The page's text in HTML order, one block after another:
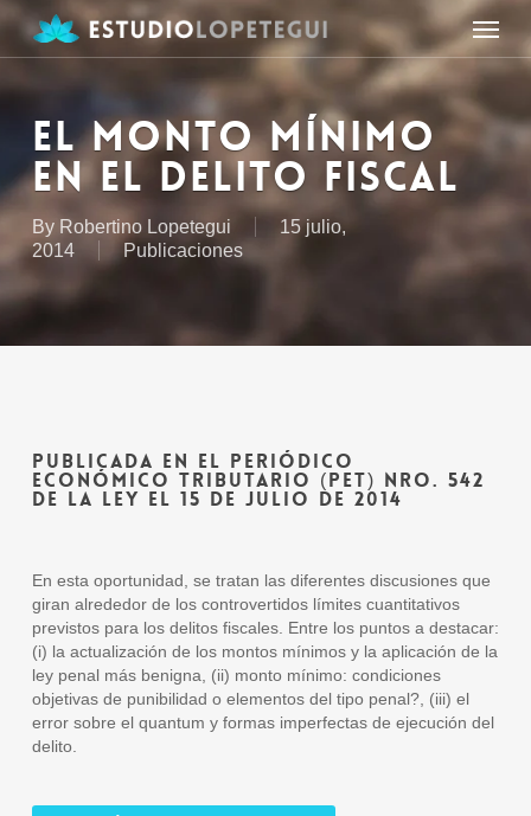
main
Menu
EL MONTO MÍNIMO
EN EL DELITO FISCAL
By Robertino Lopetegui
15 julio,
2014
Publicaciones
PUBLICADA EN EL PERIÓDICO
ECONÓMICO TRIBUTARIO (PET) NRO. 542
DE LA LEY EL 15 DE JULIO DE 2014
En esta oportunidad, se tratan las diferentes discusiones que
giran alrededor de los controvertidos límites cuantitativos
previstos para los delitos fiscales. Entre los puntos a destacar:
(i) la actualización de los montos mínimos y la aplicación de la
ley penal más benigna, (ii) monto mínimo: condiciones
objetivas de punibilidad o elementos del tipo penal?, (iii) el
error sobre el quantum y formas imperfectas de ejecución del
delito.